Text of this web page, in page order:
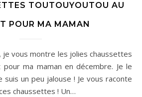
TOUTOUYOUTOU AU
POUR MA MAMAN
ma maman en décembre. Je le
un peu jalouse ! Je vous raconte
chaussettes ! Un…